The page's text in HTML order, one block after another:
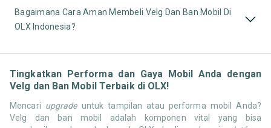
Bagaimana Cara Aman Membeli Velg Dan Ban Mobil Di
OLX Indonesia?
Tingkatkan Performa dan Gaya Mobil Anda dengan
Velg dan Ban Mobil Terbaik di OLX!
Mencari upgradeuntuk tampilan atau performa mobil Anda?
Velg dan ban mobil adalah komponen vital yang bisa